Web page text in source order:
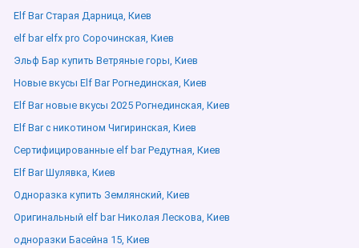
Elf Bar Старая Дарница, Киев
elf bar elfx pro Сорочинская, Киев
Эльф Бар купить Ветряные горы, Киев
Новые вкусы Elf Bar Рогнединская, Киев
Elf Bar новые вкусы 2025 Рогнединская, Киев
Elf Bar с никотином Чигиринская, Киев
Сертифицированные elf bar Редутная, Киев
Elf Bar Шулявка, Киев
Одноразка купить Землянский, Киев
Оригинальный elf bar Николая Лескова, Киев
одноразки Басейна 15, Киев